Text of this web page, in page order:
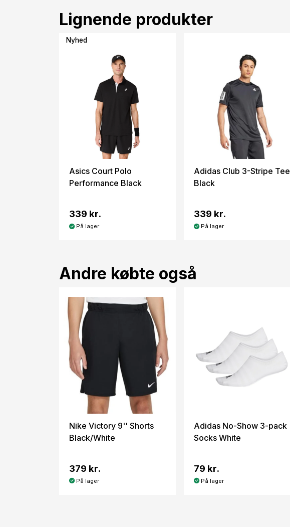
Lignende produkter
Nyhed
Asics Court Polo
Performance Black
339 kr.
På lager
Adidas Club 3-Stripe Tee
Black
339 kr.
På lager
Andre købte også
Nike Victory 9'' Shorts
Black/White
379 kr.
På lager
Adidas No-Show 3-pack
Socks White
79 kr.
På lager